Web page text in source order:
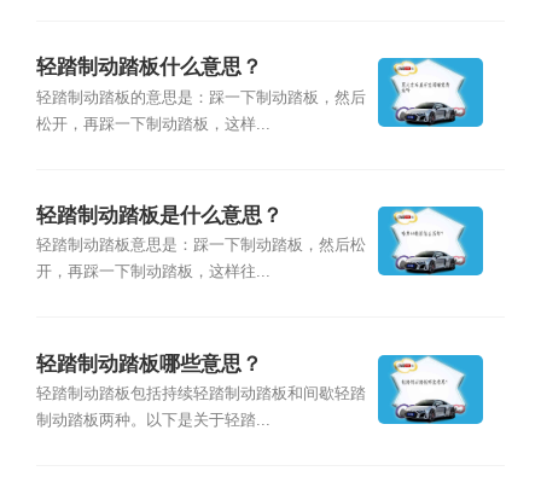
轻踏制动踏板什么意思？
轻踏制动踏板的意思是：踩一下制动踏板，然后
松开，再踩一下制动踏板，这样...
轻踏制动踏板是什么意思？
轻踏制动踏板意思是：踩一下制动踏板，然后松
开，再踩一下制动踏板，这样往...
轻踏制动踏板哪些意思？
轻踏制动踏板包括持续轻踏制动踏板和间歇轻踏
制动踏板两种。以下是关于轻踏...